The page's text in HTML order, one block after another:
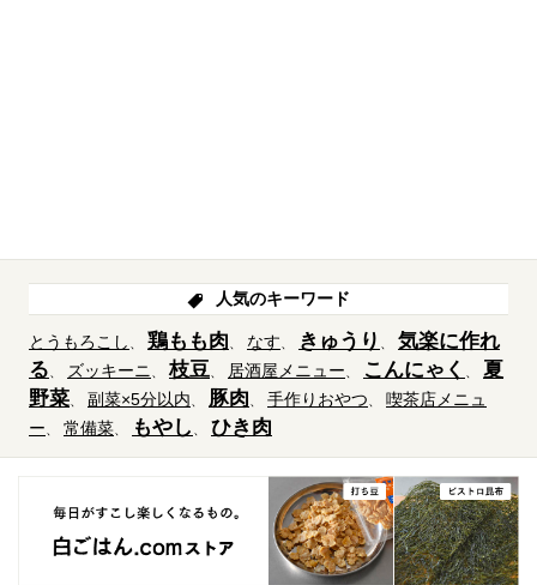
人気のキーワード
とうもろこし 鶏もも肉 なす きゅうり
気楽に作れ
る
ズッキーニ 枝豆 居酒屋メニュー こんにゃく
夏
野菜
副菜×5分以内 豚肉 手作りおやつ
喫茶店メニュ
ー
常備菜 もやし ひき肉